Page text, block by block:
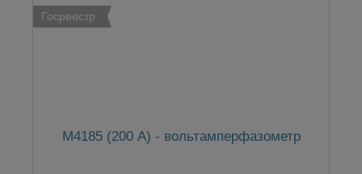
Госреестр
М4185 (200 А) - вольтамперфазометр